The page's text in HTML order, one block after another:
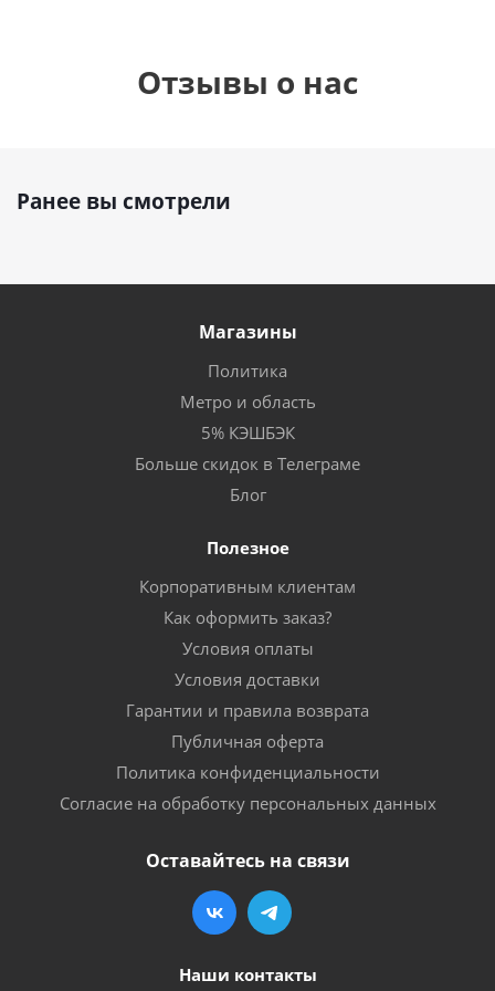
Отзывы о нас
Ранее вы смотрели
Магазины
Политика
Метро и область
5% КЭШБЭК
Больше скидок в Телеграме
Блог
Полезное
Корпоративным клиентам
Как оформить заказ?
Условия оплаты
Условия доставки
Гарантии и правила возврата
Публичная оферта
Политика конфиденциальности
Согласие на обработку персональных данных
Оставайтесь на связи
Наши контакты